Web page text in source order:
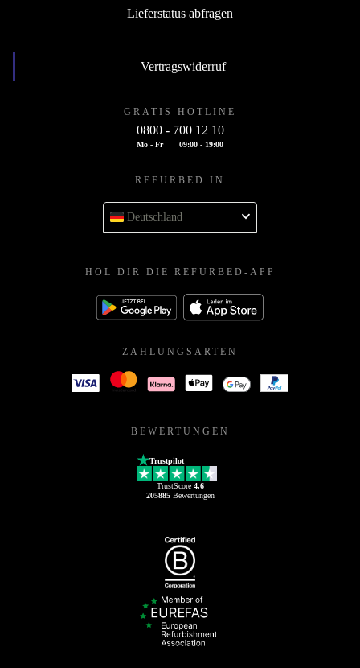
Lieferstatus abfragen
Vertragswiderruf
GRATIS HOTLINE
0800 - 700 12 10
Mo - Fr 09:00 - 19:00
REFURBED IN
Deutschland
HOL DIR DIE REFURBED-APP
ZAHLUNGSARTEN
BEWERTUNGEN
Trustpilot
TrustScore 4.6
205885Bewertungen